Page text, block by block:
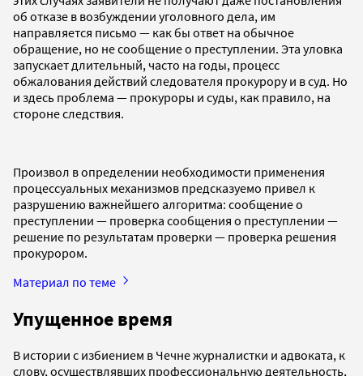
об отказе в возбуждении уголовного дела, им
направляется письмо — как бы ответ на обычное
обращение, но не сообщение о преступлении. Эта уловка
запускает длительный, часто на годы, процесс
обжалования действий следователя прокурору и в суд. Но
и здесь проблема — прокуроры и суды, как правило, на
стороне следствия.
Произвол в определении необходимости применения
процессуальных механизмов предсказуемо привел к
разрушению важнейшего алгоритма: сообщение о
преступлении — проверка сообщения о преступлении —
решение по результатам проверки — проверка решения
прокурором.
Материал по теме
Упущенное время
В истории с избиением в Чечне журналистки и адвоката, к
слову, осуществлявших профессиональную деятельность,